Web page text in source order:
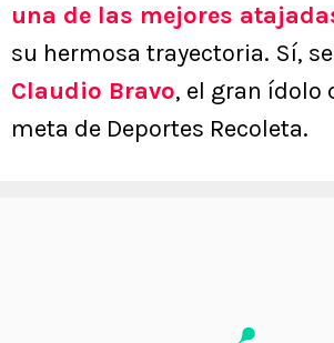
una de las mejores
su hermosa trayectoria. Sí,
Claudio Bravo, el gran ídolo
meta de Deportes Recoleta.